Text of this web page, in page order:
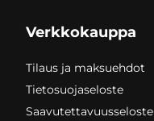
Verkkokauppa
Tilaus ja maksuehdot
Tietosuojaseloste
Saavutettavuusseloste